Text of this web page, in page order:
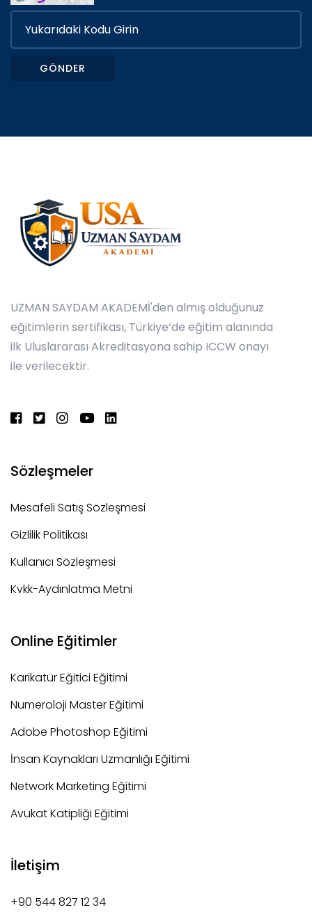
GÖNDER
UZMAN SAYDAM AKADEMİ'den almış olduğunuz
eğitimlerin sertifikası, Türkiye‘de eğitim alanında
ilk Uluslararası Akreditasyona sahip ICCW onayı
ile verilecektir.
Sözleşmeler
Mesafeli Satış Sözleşmesi
Gizlilik Politikası
Kullanıcı Sözleşmesi
Kvkk-Aydınlatma Metni
Online Eğitimler
Karikatür Eğitici Eğitimi
Numeroloji Master Eğitimi
Adobe Photoshop Eğitimi
İnsan Kaynakları Uzmanlığı Eğitimi
Network Marketing Eğitimi
Avukat Katipliği Eğitimi
İletişim
+90 544 827 12 34